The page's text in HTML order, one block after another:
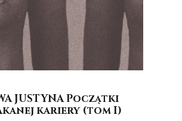
JUSTYNA Początki
kariery (tom I)